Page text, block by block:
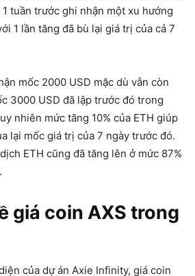
tuần trước ghi nhận một xu hướng
1 lần tăng đã bù lại giá trị của cả 7
mốc 2000 USD mặc dù vẫn còn
3000 USD đã lập trước đó trong
nhiên mức tăng 10% của ETH giúp
lại mốc giá trị của 7 ngày trước đó.
ETH cũng đã tăng lên ở mức 87%
giá coin AXS trong
của dự án Axie Infinity, giá coin